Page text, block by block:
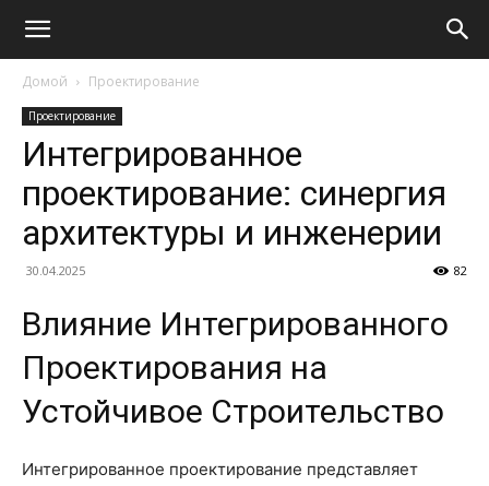
Домой Проектирование
Проектирование
Интегрированное
проектирование: синергия
архитектуры и инженерии
30.04.2025 82
Влияние Интегрированного
Проектирования на
Устойчивое Строительство
Интегрированное проектирование представляет